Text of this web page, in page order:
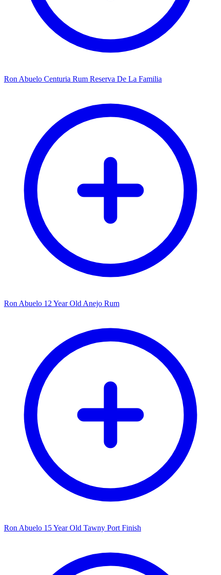
Ron Abuelo Centuria Rum Reserva De La Familia
Ron Abuelo 12 Year Old Anejo Rum
Ron Abuelo 15 Year Old Tawny Port Finish